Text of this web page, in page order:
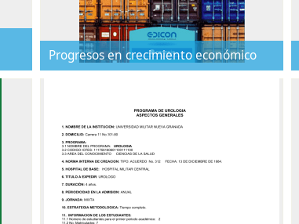
Progresos en crecimiento económico